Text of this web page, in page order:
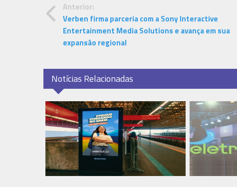
Anterior:
Verben firma parceria com a Sony Interactive
Entertainment Media Solutions e avança em sua
expansão regional
Notícias Relacionadas